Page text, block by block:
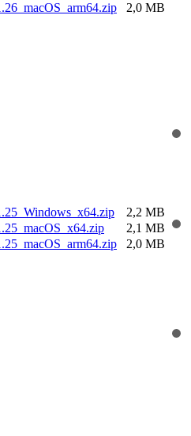
2,0 MB
2,2 MB
2,1 MB
2,0 MB